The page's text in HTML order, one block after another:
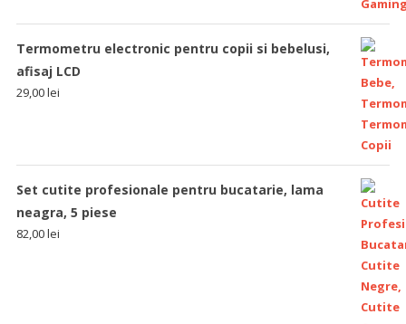
Termometru electronic pentru copii si bebelusi,
afisaj LCD
29,00lei
Set cutite profesionale pentru bucatarie, lama
neagra, 5 piese
82,00lei